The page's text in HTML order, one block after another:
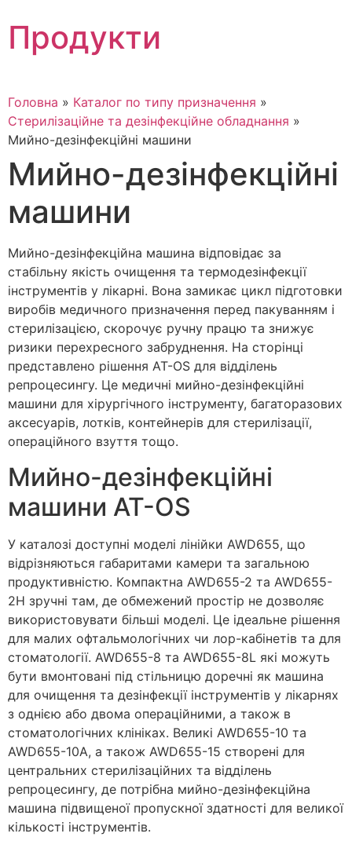
to
content
Продукти
Головна » Каталог по типу призначення »
Стерилізаційне та дезінфекційне обладнання »
Мийно-дезінфекційні машини
Мийно-дезінфекційні
машини
Мийно-дезінфекційна машина відповідає за
стабільну якість очищення та термодезінфекції
інструментів у лікарні. Вона замикає цикл підготовки
виробів медичного призначення перед пакуванням і
стерилізацією, скорочує ручну працю та знижує
ризики перехресного забруднення. На сторінці
представлено рішення AT-OS для відділень
репроцесингу. Це медичні мийно-дезінфекційні
машини для хірургічного інструменту, багаторазових
аксесуарів, лотків, контейнерів для стерилізації,
операційного взуття тощо.
Мийно-дезінфекційні
машини AT-OS
У каталозі доступні моделі лінійки AWD655, що
відрізняються габаритами камери та загальною
продуктивністю. Компактна AWD655-2 та AWD655-
2H зручні там, де обмежений простір не дозволяє
використовувати більші моделі. Це ідеальне рішення
для малих офтальмологічних чи лор-кабінетів та для
стоматології. AWD655-8 та AWD655-8L які можуть
бути вмонтовані під стільницю доречні як машина
для очищення та дезінфекції інструментів у лікарнях
з однією або двома операційними, а також в
стоматологічних клініках. Великі AWD655-10 та
AWD655-10A, а також AWD655-15 створені для
центральних стерилізаційних та відділень
репроцесингу, де потрібна мийно-дезінфекційна
машина підвищеної пропускної здатності для великої
кількості інструментів.